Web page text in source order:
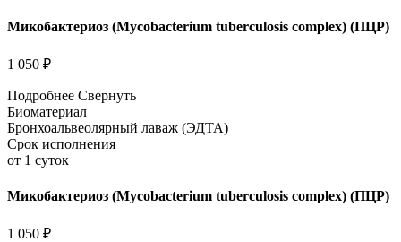
Микобактериоз (Mycobacterium tuberculosis complex) (ПЦР)
1 050 ₽
Подробнее Свернуть
Биоматериал
Бронхоальвеолярный лаваж (ЭДТА)
Срок исполнения
от 1 суток
Микобактериоз (Mycobacterium tuberculosis complex) (ПЦР)
1 050 ₽